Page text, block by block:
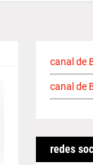
canal de
canal de
redes